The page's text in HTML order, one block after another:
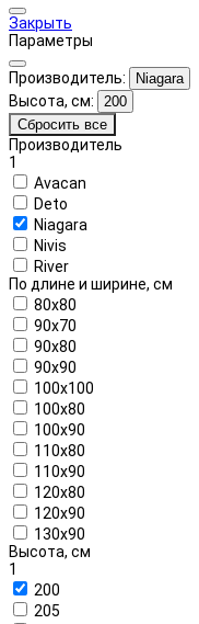
Закрыть
Параметры
Производитель: Niagara
Высота, см:
200
Сбросить все
Производитель
1
Avacan
Deto
Niagara
Nivis
River
По длине и ширине, см
80x80
90x70
90x80
90x90
100x100
100x80
100x90
110x80
110x90
120x80
120x90
130x90
Высота, см
1
200
205